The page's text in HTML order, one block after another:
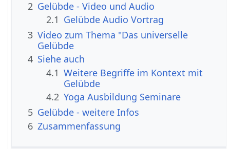
2 Gelübde - Video und Audio
2.1 Gelübde Audio Vortrag
3 Video zum Thema "Das universelle
Gelübde
4 Siehe auch
4.1 Weitere Begriffe im Kontext mit
Gelübde
4.2 Yoga Ausbildung Seminare
5 Gelübde - weitere Infos
6 Zusammenfassung